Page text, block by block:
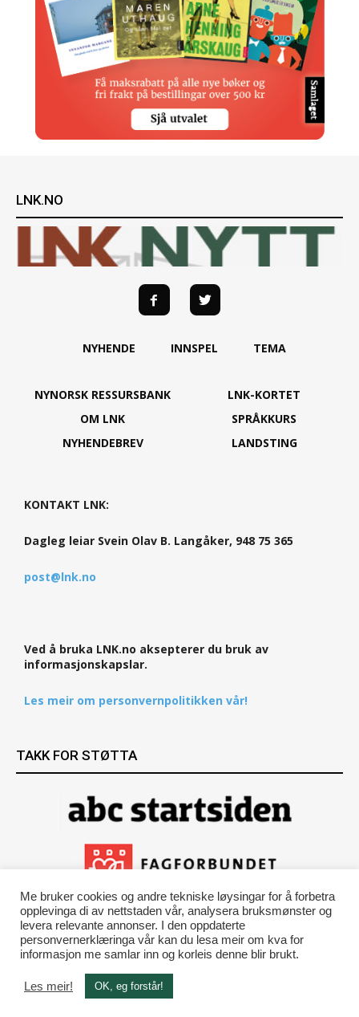
LNK.NO
NYHENDE INNSPEL TEMA
NYNORSK RESSURSBANK
OM LNK
NYHENDEBREV
LNK-KORTET
SPRÅKKURS
LANDSTING
KONTAKT LNK:
Dagleg leiar Svein Olav B. Langåker, 948 75 365
post@lnk.no
Ved å bruka LNK.no aksepterer du bruk av
informasjonskapslar.
Les meir om personvernpolitikken vår!
TAKK FOR STØTTA
Me bruker cookies og andre tekniske løysingar for å forbetra
opplevinga di av nettstaden vår, analysera bruksmønster og
levera relevante annonser. I den oppdaterte
personvernerklæringa vår kan du lesa meir om kva for
informasjon me samlar inn og korleis denne blir brukt.
Les meir! OK, eg forstår!